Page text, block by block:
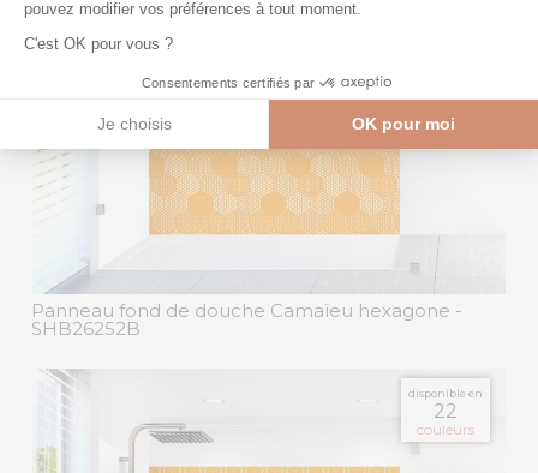
Panneau fond de douche Camaïeu hexagone -
SHB26252B
disponible en
22
couleurs